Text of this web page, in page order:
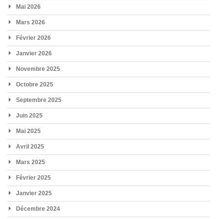
Mai 2026
Mars 2026
Février 2026
Janvier 2026
Novembre 2025
Octobre 2025
Septembre 2025
Juin 2025
Mai 2025
Avril 2025
Mars 2025
Février 2025
Janvier 2025
Décembre 2024